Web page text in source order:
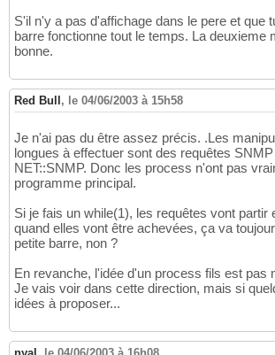
S'il n'y a pas d'affichage dans le pere et que
barre fonctionne tout le temps. La deuxieme
bonne.
Red Bull , le 04/06/2003 à 15h58
Je n'ai pas du être assez précis. .Les
longues à effectuer sont des requêtes
NET::SNMP. Donc les process n'ont pas
programme principal.
Si je fais un while(1), les requêtes vont partir
quand elles vont être achevées, ça va
petite barre, non ?
En revanche, l'idée d'un process fils est pas
Je vais voir dans cette direction, mais si
idées à proposer...